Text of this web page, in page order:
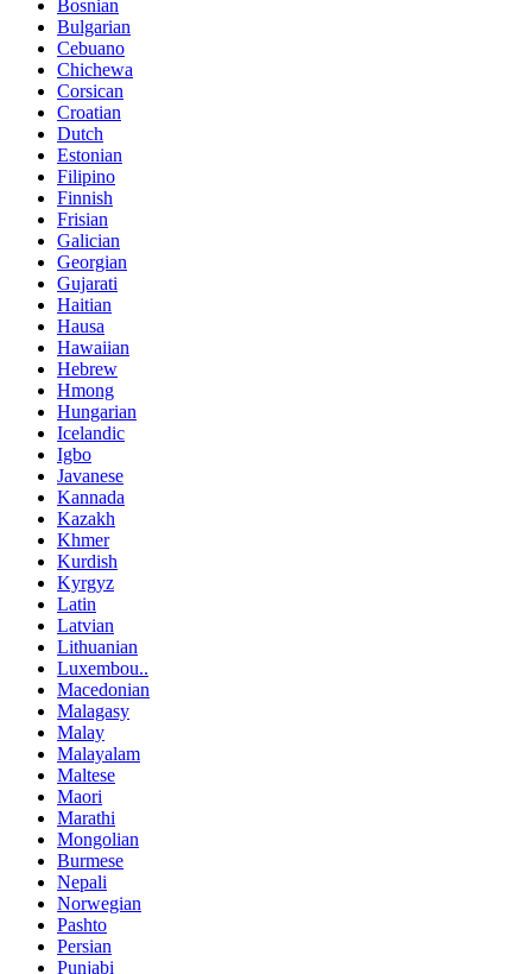
Bosnian
Bulgarian
Cebuano
Chichewa
Corsican
Croatian
Dutch
Estonian
Filipino
Finnish
Frisian
Galician
Georgian
Gujarati
Haitian
Hausa
Hawaiian
Hebrew
Hmong
Hungarian
Icelandic
Igbo
Javanese
Kannada
Kazakh
Khmer
Kurdish
Kyrgyz
Latin
Latvian
Lithuanian
Luxembou..
Macedonian
Malagasy
Malay
Malayalam
Maltese
Maori
Marathi
Mongolian
Burmese
Nepali
Norwegian
Pashto
Persian
Punjabi